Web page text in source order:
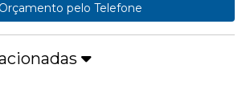
Orçamento pelo Telefone